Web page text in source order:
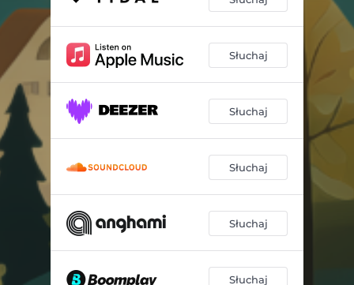
Słuchaj
Słuchaj
Słuchaj
Słuchaj
Słuchaj